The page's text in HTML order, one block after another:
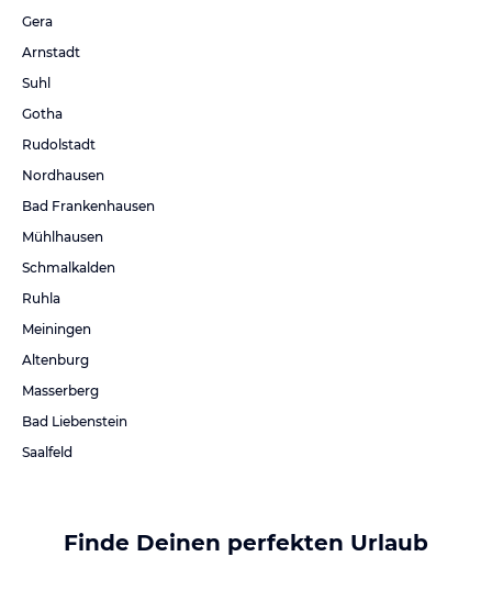
Gera
Arnstadt
Suhl
Gotha
Rudolstadt
Nordhausen
Bad Frankenhausen
Mühlhausen
Schmalkalden
Ruhla
Meiningen
Altenburg
Masserberg
Bad Liebenstein
Saalfeld
Finde Deinen perfekten Urlaub